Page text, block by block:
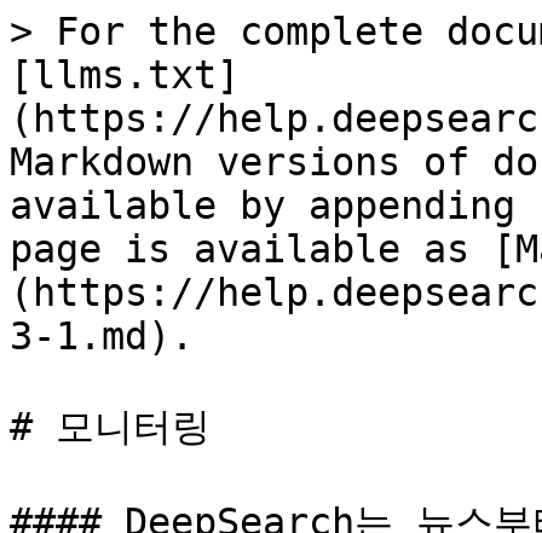
> For the complete
[llms.txt]
(https://
Markdown versions of
available by
page is available as
(https://
3-1.md).
# 모니터링
#### DeepSearch는 뉴스